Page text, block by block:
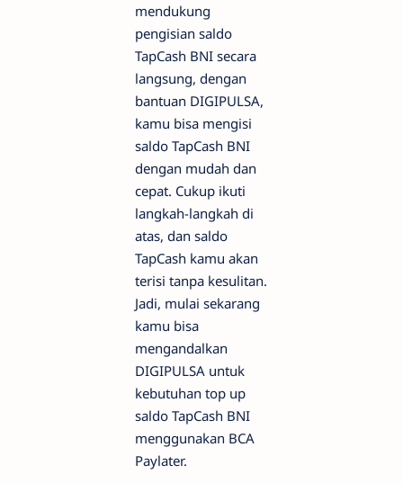
mendukung
pengisian saldo
TapCash BNI secara
langsung, dengan
bantuan DIGIPULSA,
kamu bisa mengisi
saldo TapCash BNI
dengan mudah dan
cepat. Cukup ikuti
langkah-langkah di
atas, dan saldo
TapCash kamu akan
terisi tanpa kesulitan.
Jadi, mulai sekarang
kamu bisa
mengandalkan
DIGIPULSA untuk
kebutuhan top up
saldo TapCash BNI
menggunakan BCA
Paylater.